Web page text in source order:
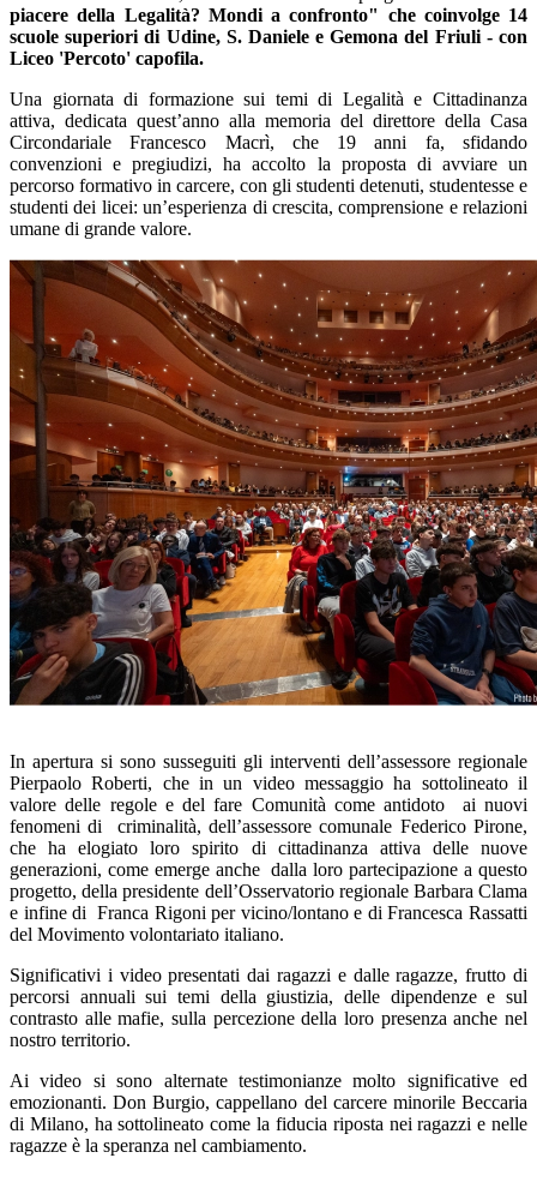
piacere della Legalità? Mondi a confronto" che coinvolge 14
scuole superiori di Udine, S. Daniele e Gemona del Friuli - con
Liceo 'Percoto' capofila.
Una giornata di formazione sui temi di Legalità e Cittadinanza
attiva, dedicata quest’anno alla memoria del direttore della Casa
Circondariale Francesco Macrì, che 19 anni fa, sfidando
convenzioni e pregiudizi, ha accolto la proposta di avviare un
percorso formativo in carcere, con gli studenti detenuti, studentesse e
studenti dei licei: un’esperienza di crescita, comprensione e relazioni
umane di grande valore.
In apertura si sono susseguiti gli interventi dell’assessore regionale
Pierpaolo Roberti, che in un video messaggio ha sottolineato il
valore delle regole e del fare Comunità come antidoto
ai nuovi
fenomeni di
criminalità, dell’assessore comunale Federico Pirone,
che ha elogiato loro spirito di cittadinanza attiva delle nuove
generazioni, come emerge anche dalla loro partecipazione a questo
progetto, della presidente dell’Osservatorio regionale Barbara Clama
e infine di Franca Rigoni per vicino/lontano e diFrancesca Rassatti
del Movimento volontariato italiano.
Significativi i video presentati dai ragazzi e dalle ragazze, frutto di
percorsi annuali sui temi della giustizia, delle dipendenze e sul
contrasto alle mafie, sulla percezione della loro presenza anche nel
nostro territorio.
Ai video si sono alternate testimonianze molto significative ed
emozionanti.Don Burgio, cappellano del carcere minorile Beccaria
di Milano, ha sottolineato come la fiducia riposta nei ragazzi e nelle
ragazze è la speranza nel cambiamento.